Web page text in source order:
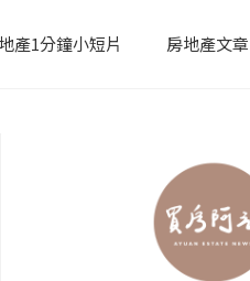
產1分鐘小短片 房地產文章